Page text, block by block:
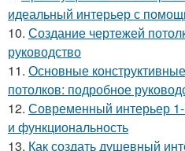
идеальный интерьер с
10. Создание чертежей
руководство
11. Основные
потолков: подробное
12. Современный интерьер
и функциональность
13. Как создать душевный